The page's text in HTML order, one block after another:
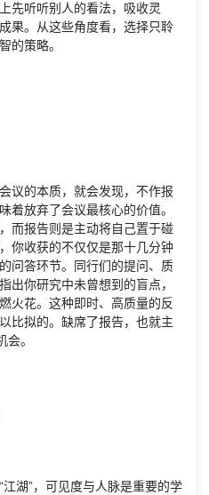
先听听别人的看法，吸收灵
果。从这些角度看，选择只聆
的策略。
议的本质，就会发现，不作报
着放弃了会议最核心的价值。
而报告则是主动将自己置于碰
你收获的不仅仅是那十几分钟
问答环节。同行们的提问、质
出你研究中未曾想到的盲点，
火花。这种即时、高质量的反
比拟的。缺席了报告，也就主
。
湖”，可见度与人脉是重要的学